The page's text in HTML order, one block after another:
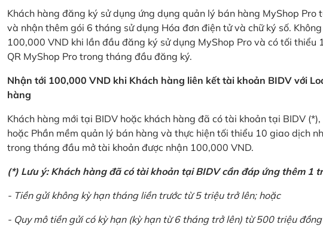
Khách hàng đăng ký sử dụng ứng dụng quản lý bán hàng MyShop
và nhận thêm gói 6 tháng sử dụng Hóa đơn điện tử và chữ ký số.
100,000 VND khi lần đầu đăng ký sử dụng MyShop Pro và có tối
QR MyShop Pro trong tháng đầu đăng ký.
Nhận tới 100,000 VND khi Khách hàng liên kết tài khoản BIDV với
hàng
Khách hàng mới tại BIDV hoặc khách hàng đã có tài khoản tại BIDV
hoặc Phần mềm quản lý bán hàng và thực hiện tối thiểu 10 giao dịch
trong tháng đầu mở tài khoản được nhận 100,000 VND.
(*) Lưu ý: Khách hàng đã có tài khoản tại BIDV cần đáp ứng thêm 1
- Tiền gửi không kỳ hạn tháng liền trước từ 5 triệu trở lên; hoặc
- Quy mô tiền gửi có kỳ hạn (kỳ hạn từ 6 tháng trở lên) từ 500 triệu